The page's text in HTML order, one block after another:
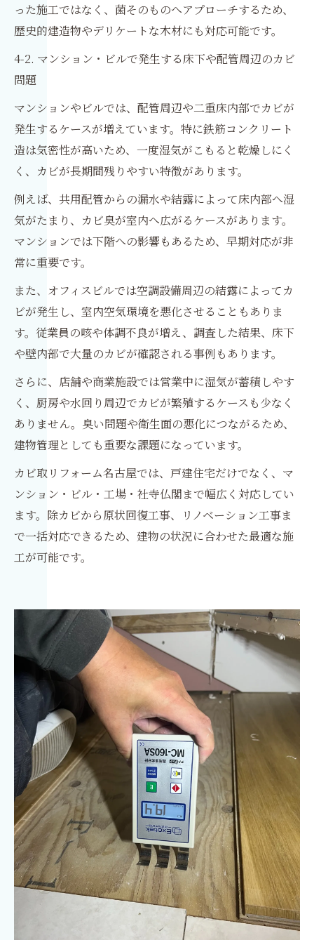
った施工ではなく、菌そのものへアプローチするため、
歴史的建造物やデリケートな木材にも対応可能です。
4-2. マンション・ビルで発生する床下や配管周辺のカビ
問題
マンションやビルでは、配管周辺や二重床内部でカビが
発生するケースが増えています。特に鉄筋コンクリート
造は気密性が高いため、一度湿気がこもると乾燥しにく
く、カビが長期間残りやすい特徴があります。
例えば、共用配管からの漏水や結露によって床内部へ湿
気がたまり、カビ臭が室内へ広がるケースがあります。
マンションでは下階への影響もあるため、早期対応が非
常に重要です。
また、オフィスビルでは空調設備周辺の結露によってカ
ビが発生し、室内空気環境を悪化させることもありま
す。従業員の咳や体調不良が増え、調査した結果、床下
や壁内部で大量のカビが確認される事例もあります。
さらに、店舗や商業施設では営業中に湿気が蓄積しやす
く、厨房や水回り周辺でカビが繁殖するケースも少なく
ありません。臭い問題や衛生面の悪化につながるため、
建物管理としても重要な課題になっています。
カビ取リフォーム名古屋では、戸建住宅だけでなく、マ
ンション・ビル・工場・社寺仏閣まで幅広く対応してい
ます。除カビから原状回復工事、リノベーション工事ま
で一括対応できるため、建物の状況に合わせた最適な施
工が可能です。